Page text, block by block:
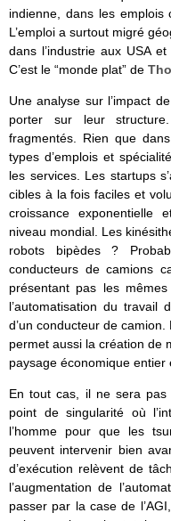
indienne, dans les emplois
L’emploi a surtout migré
dans l’industrie aux USA
C’est le “monde plat” de
Une analyse sur l’impact
porter sur leur
fragmentés. Rien que
types d’emplois et
les services. Les startups
cibles à la fois faciles et
croissance exponentielle
niveau mondial. Les
robots bipèdes ?
conducteurs de camions
présentant pas les
l’automatisation du travail
d’un conducteur de camion.
permet aussi la création de
paysage économique entier
En tout cas, il ne sera pas
point de singularité où
l’homme pour que les
peuvent intervenir bien
d’exécution relèvent de
l’augmentation de
passer par la case de